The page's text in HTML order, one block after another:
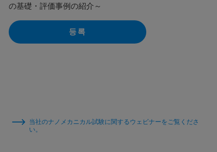
の基礎・評価事例の紹介～
등록
当社のナノメカニカル試験に関するウェビナーをご覧くださ
い。